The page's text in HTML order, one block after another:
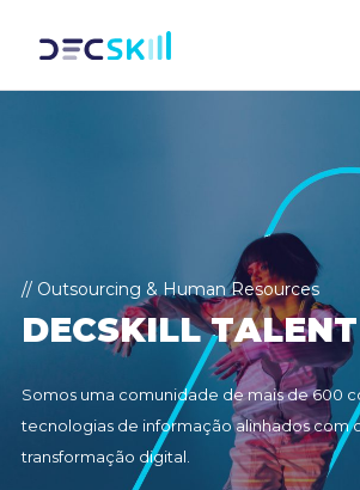
DECSKILL TALENT
Somos uma comunidade de mais de 600
tecnologias de informação alinhados com
transformação digital.
// Outsourcing & Human Resources